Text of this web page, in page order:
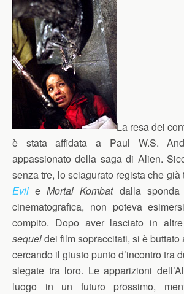
La resa dei
è stata affidata a Paul W.S.
appassionato della saga di Alien.
senza tre, lo sciagurato regista che già
Evil eMortal Kombatdalla sponda
cinematografica, non poteva
compito. Dopo aver lasciato in
sequeldei film sopraccitati, si è
cercando il giusto punto d’incontro tra
slegate tra loro. Le apparizioni
luogo in un futuro prossimo,